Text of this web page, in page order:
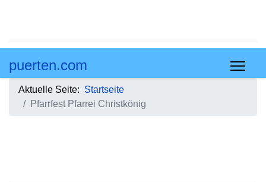
puerten.com
Aktuelle Seite: Startseite
Pfarrfest Pfarrei Christkönig